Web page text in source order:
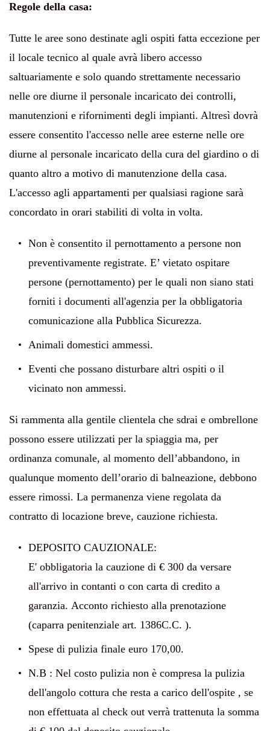
Regole della casa:
Tutte le aree sono destinate agli ospiti fatta eccezione per
il locale tecnico al quale avrà libero accesso
saltuariamente e solo quando strettamente necessario
nelle ore diurne il personale incaricato dei controlli,
manutenzioni e rifornimenti degli impianti. Altresì dovrà
essere consentito l'accesso nelle aree esterne nelle ore
diurne al personale incaricato della cura del giardino o di
quanto altro a motivo di manutenzione della casa.
L'accesso agli appartamenti per qualsiasi ragione sarà
concordato in orari stabiliti di volta in volta.
Non è consentito il pernottamento a persone non
preventivamente registrate. E’ vietato ospitare
persone (pernottamento) per le quali non siano stati
forniti i documenti all'agenzia per la obbligatoria
comunicazione alla Pubblica Sicurezza.
Animali domestici ammessi.
Eventi che possano disturbare altri ospiti o il
vicinato non ammessi.
Si rammenta alla gentile clientela che sdrai e ombrellone
possono essere utilizzati per la spiaggia ma, per
ordinanza comunale, al momento dell’abbandono, in
qualunque momento dell’orario di balneazione, debbono
essere rimossi. La permanenza viene regolata da
contratto di locazione breve, cauzione richiesta.
DEPOSITO CAUZIONALE:
E' obbligatoria la cauzione di € 300 da versare
all'arrivo in contanti o con carta di credito a
garanzia. Acconto richiesto alla prenotazione
(caparra penitenziale art. 1386C.C. ).
Spese di pulizia finale euro 170,00.
N.B : Nel costo pulizia non è compresa la pulizia
dell'angolo cottura che resta a carico dell'ospite , se
non effettuata al check out verrà trattenuta la somma